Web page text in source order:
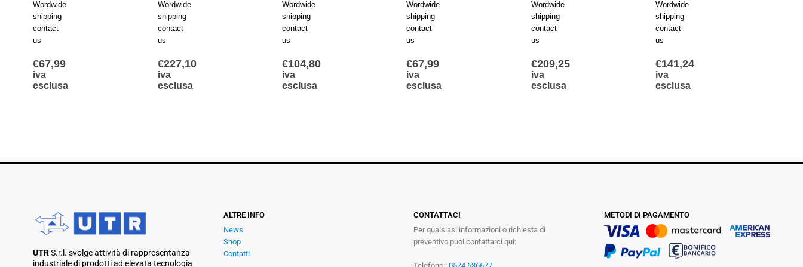
Wordwide
shipping
contact
us
€227,10
iva
esclusa
Wordwide
shipping
contact
us
€104,80
iva
esclusa
Wordwide
shipping
contact
us
€67,99
iva
esclusa
Wordwide
shipping
contact
us
€209,25
iva
esclusa
Wordwide
shipping
contact
us
€141,24
iva
esclusa
Wordwide
shipping
contact
us
€104,80
iva
esclusa
UTRS.r.l. svolge attività di rappresentanza
industriale di prodotti ad elevata tecnologia
ALTRE INFO
News
Shop
Contatti
CONTATTACI
Per qualsiasi informazioni o richiesta di
preventivo puoi contattarci qui:
METODI DI PAGAMENTO